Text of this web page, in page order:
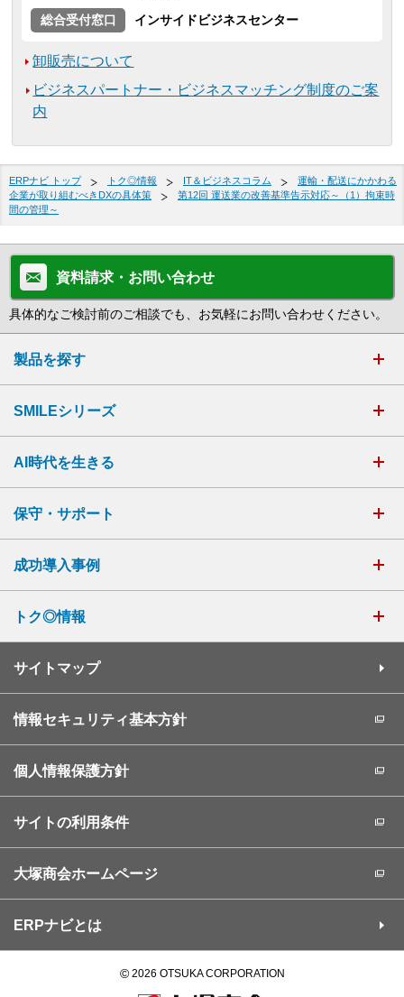
総合受付窓口
インサイドビジネスセンター
卸販売について
ビジネスパートナー・ビジネスマッチング制度のご案
内
ERPナビ トップ トク◎情報 IT＆ビジネスコラム
運輸・配送にかかわる
企業が取り組むべきDXの具体策
第12回 運送業の改善基準告示対応～（1）拘束時
間の管理～
資料請求・お問い合わせ
具体的なご検討前のご相談でも、お気軽にお問い合わせください。
製品を探す
SMILEシリーズ
AI時代を生きる
保守・サポート
成功導入事例
トク◎情報
サイトマップ
情報セキュリティ基本方針
個人情報保護方針
サイトの利用条件
大塚商会ホームページ
ERPナビとは
©2026 OTSUKA CORPORATION